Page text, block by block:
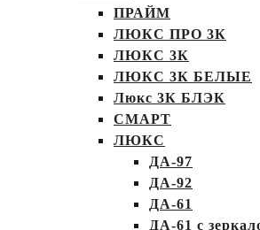
ПРАЙМ
ЛЮКС ПРО 3К
ЛЮКС 3К
ЛЮКС 3К БЕЛЫЕ
Люкс 3К БЛЭК
СМАРТ
ЛЮКС
ДА-97
ДА-92
ДА-61
ДА-61 с